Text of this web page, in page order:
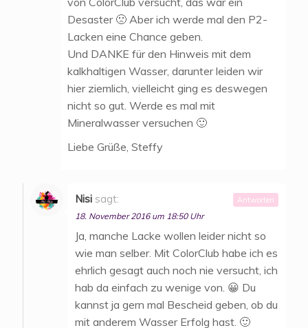
Desaster 🙁 Aber ich werde mal den P2-
Lacken eine Chance geben.
Und DANKE für den Hinweis mit dem
kalkhaltigen Wasser, darunter leiden wir
hier ziemlich, vielleicht ging es deswegen
nicht so gut. Werde es mal mit
Mineralwasser versuchen 🙂
Liebe Grüße, Steffy
Nisi sagt:
18. November 2016 um 18:50 Uhr
Ja, manche Lacke wollen leider nicht so
wie man selber. Mit ColorClub habe ich es
ehrlich gesagt auch noch nie versucht, ich
hab da einfach zu wenige von. 😀 Du
kannst ja gern mal Bescheid geben, ob du
mit anderem Wasser Erfolg hast. 🙂
Antworten